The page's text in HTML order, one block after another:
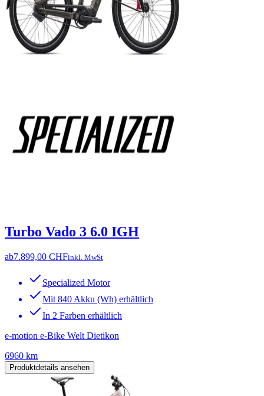
Turbo Vado 3 6.0 IGH
ab7.899,00 CHFinkl. MwSt
Specialized Motor
Mit 840 Akku (Wh) erhältlich
In 2 Farben erhältlich
e-motion e-Bike Welt Dietikon
6960 km
Produktdetails ansehen